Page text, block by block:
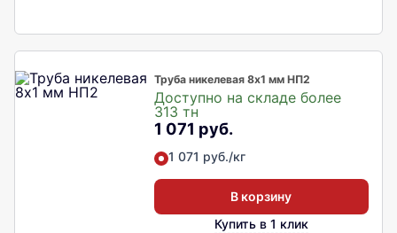
Труба никелевая 8х1 мм НП2
Доступно на складе более
313 тн
1 071 руб.
1 071 руб./кг
В корзину
Купить в 1 клик